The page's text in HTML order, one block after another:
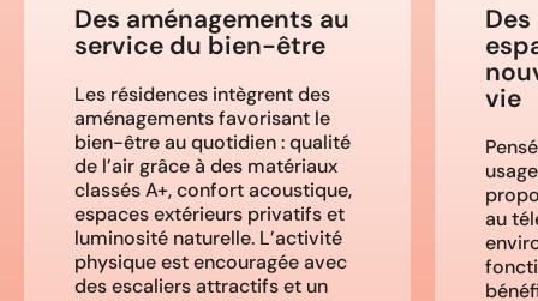
Des aménagements au
service du bien-être
Les résidences intègrent des
aménagements favorisant le
bien-être au quotidien : qualité
de l’air grâce à des matériaux
classés A+, confort acoustique,
espaces extérieurs privatifs et
luminosité naturelle. L’activité
physique est encouragée avec
des escaliers attractifs et un
vie
au